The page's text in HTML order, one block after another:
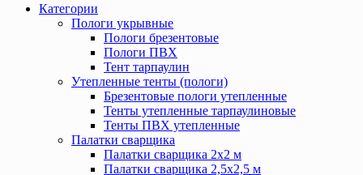
Категории
Пологи укрывные
Пологи брезентовые
Пологи ПВХ
Тент тарпаулин
Утепленные тенты (пологи)
Брезентовые пологи утепленные
Тенты утепленные тарпаулиновые
Тенты ПВХ утепленные
Палатки сварщика
Палатки сварщика 2х2 м
Палатки сварщика 2,5х2,5 м